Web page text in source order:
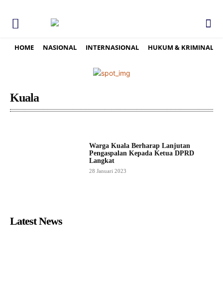
HOME NASIONAL INTERNASIONAL HUKUM & KRIMINAL
Kuala
Warga Kuala Berharap Lanjutan
Pengaspalan Kepada Ketua DPRD
Langkat
28 Januari 2023
Latest News